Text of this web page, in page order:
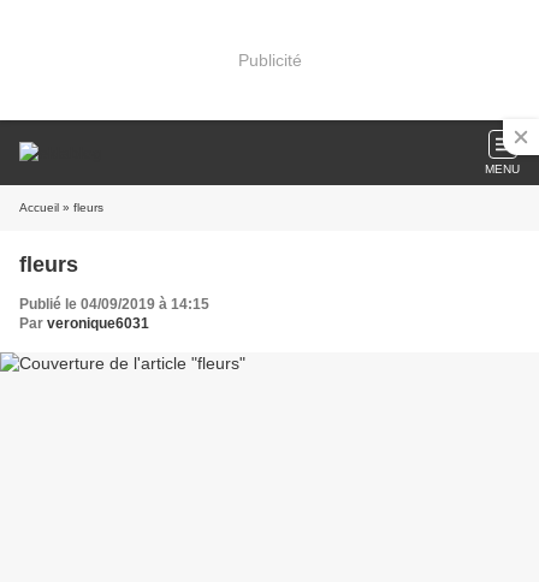
Publicité
MENU
Accueil » fleurs
fleurs
Publié le 04/09/2019 à 14:15
Par veronique6031